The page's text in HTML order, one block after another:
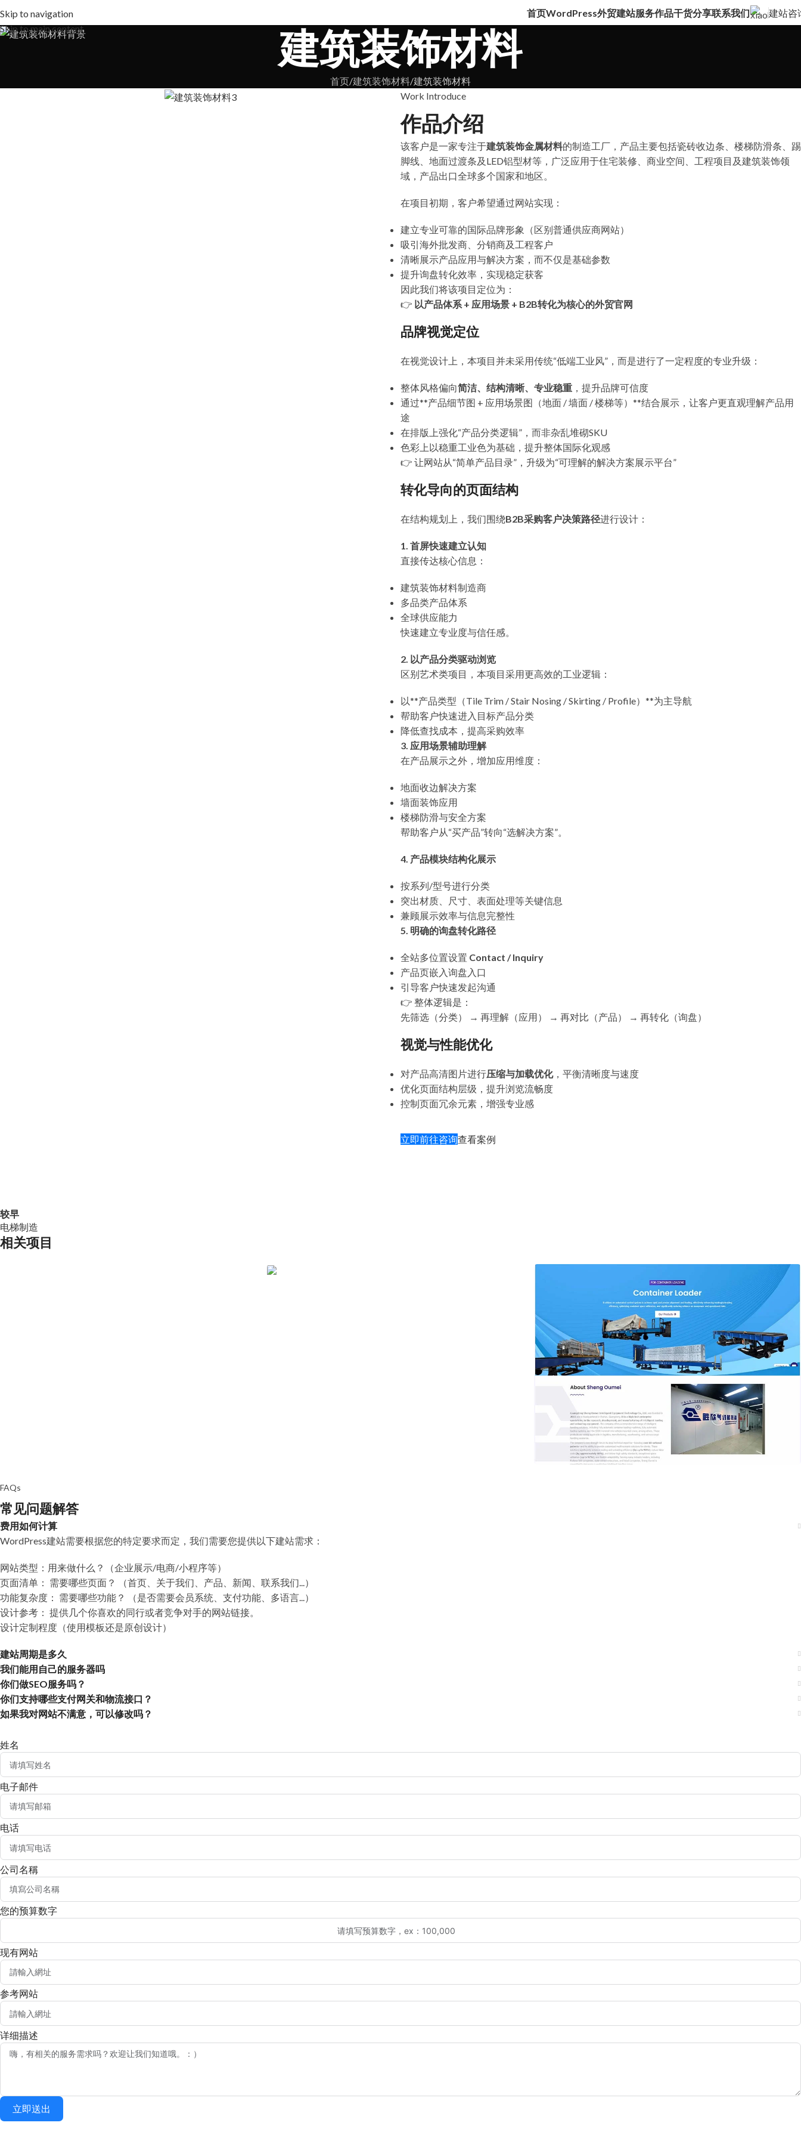
Skip to navigation
Skip to main content
首页WordPress外贸建站服务作品干货分享联系我们 建站咨
建筑装饰材料
首页 建筑装饰材料 建筑装饰材料
Work Introduce
作品介绍
该客户是一家专注于建筑装饰金属材料的制造工厂，产品主要包括瓷砖收边条、楼梯防滑条、踢
脚线、地面过渡条及LED铝型材等，广泛应用于住宅装修、商业空间、工程项目及建筑装饰领
域，产品出口全球多个国家和地区。
在项目初期，客户希望通过网站实现：
建立专业可靠的国际品牌形象（区别普通供应商网站）
吸引海外批发商、分销商及工程客户
清晰展示产品应用与解决方案，而不仅是基础参数
提升询盘转化效率，实现稳定获客
因此我们将该项目定位为：
👉 以产品体系 + 应用场景 + B2B转化为核心的外贸官网
品牌视觉定位
在视觉设计上，本项目并未采用传统“低端工业风”，而是进行了一定程度的专业升级：
整体风格偏向简洁、结构清晰、专业稳重 ，提升品牌可信度
通过**产品细节图 + 应用场景图（地面 / 墙面 / 楼梯等）**结合展示，让客户更直观理解产品用
途
在排版上强化“产品分类逻辑”，而非杂乱堆砌SKU
色彩上以稳重工业色为基础，提升整体国际化观感
👉 让网站从“简单产品目录”，升级为“可理解的解决方案展示平台”
转化导向的页面结构
在结构规划上，我们围绕B2B采购客户决策路径进行设计：
1. 首屏快速建立认知
直接传达核心信息：
建筑装饰材料制造商
多品类产品体系
全球供应能力
快速建立专业度与信任感。
2. 以产品分类驱动浏览
区别艺术类项目，本项目采用更高效的工业逻辑：
以**产品类型（Tile Trim / Stair Nosing / Skirting / Profile）**为主导航
帮助客户快速进入目标产品分类
降低查找成本，提高采购效率
3. 应用场景辅助理解
在产品展示之外，增加应用维度：
地面收边解决方案
墙面装饰应用
楼梯防滑与安全方案
帮助客户从“买产品”转向“选解决方案”。
4. 产品模块结构化展示
按系列/型号进行分类
突出材质、尺寸、表面处理等关键信息
兼顾展示效率与信息完整性
5. 明确的询盘转化路径
全站多位置设置 Contact / Inquiry
产品页嵌入询盘入口
引导客户快速发起沟通
👉 整体逻辑是：
先筛选（分类） → 再理解（应用） → 再对比（产品） → 再转化（询盘）
视觉与性能优化
对产品高清图片进行压缩与加载优化，平衡清晰度与速度
优化页面结构层级，提升浏览流畅度
控制页面冗余元素，增强专业感
立即前往咨询查看案例
较早
电梯制造
相关项目
FAQs
常见问题解答
费用如何计算
WordPress建站需要根据您的特定要求而定，我们需要您提供以下建站需求：
网站类型：用来做什么？（企业展示/电商/小程序等）
页面清单： 需要哪些页面？ （首页、关于我们、产品、新闻、联系我们...）
功能复杂度： 需要哪些功能？ （是否需要会员系统、支付功能、多语言...）
设计参考： 提供几个你喜欢的同行或者竞争对手的网站链接。
设计定制程度（使用模板还是原创设计）
建站周期是多久
我们能用自己的服务器吗
你们做SEO服务吗？
你们支持哪些支付网关和物流接口？
如果我对网站不满意，可以修改吗？
姓名
电子邮件
电话
公司名稱
您的预算数字
现有网站
参考网站
详细描述
立即送出